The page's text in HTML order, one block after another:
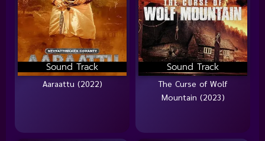
Sound Track
Aaraattu (2022)
Sound Track
The Curse of Wolf
Mountain (2023)